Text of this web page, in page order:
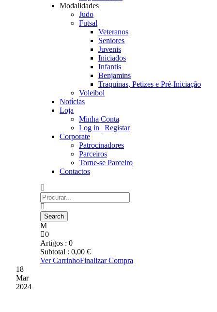
Modalidades
Judo
Futsal
Veteranos
Seniores
Juvenis
Iniciados
Infantis
Benjamins
Traquinas, Petizes e Pré-Iniciação
Voleibol
Notícias
Loja
Minha Conta
Log in | Registar
Corporate
Patrocinadores
Parceiros
Torne-se Parceiro
Contactos
0
Artigos : 0
Subtotal : 0,00 €
Ver CarrinhoFinalizar Compra
18
Mar
2024